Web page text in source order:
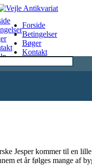
Forside
Betingelser
Bøger
Kontakt
Jesper kommer til en
et år følges mange af